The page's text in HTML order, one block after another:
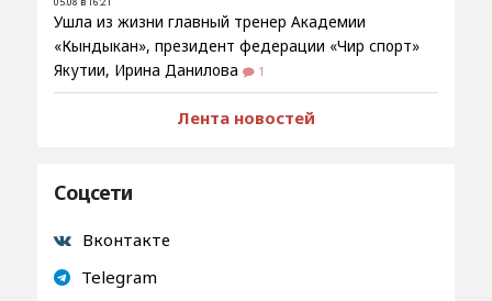
Ушла из жизни главный тренер Академии
«Кындыкан», президент федерации «Чир спорт»
Якутии, Ирина Данилова
1
Лента новостей
Соцсети
Вконтакте
Telegram